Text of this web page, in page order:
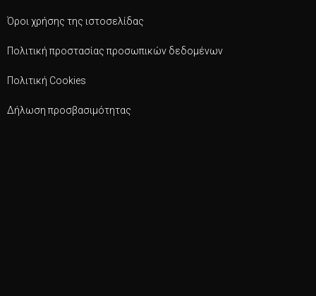
Όροι χρήσης της ιστοσελίδας
Πολιτική προστασίας προσωπικών δεδομένων
Πολιτική Cookies
Δήλωση προσβασιμότητας